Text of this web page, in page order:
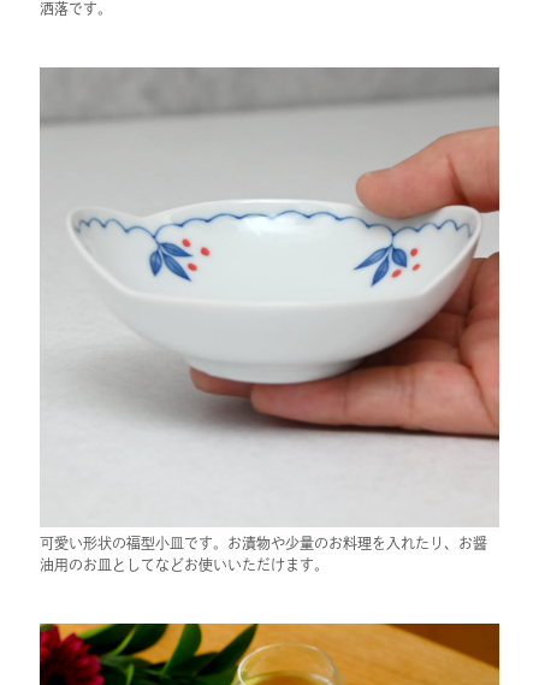
洒落です。
可愛い形状の福型小皿です。お漬物や少量のお料理を入れたり、お醤
油用のお皿としてなどお使いいただけます。